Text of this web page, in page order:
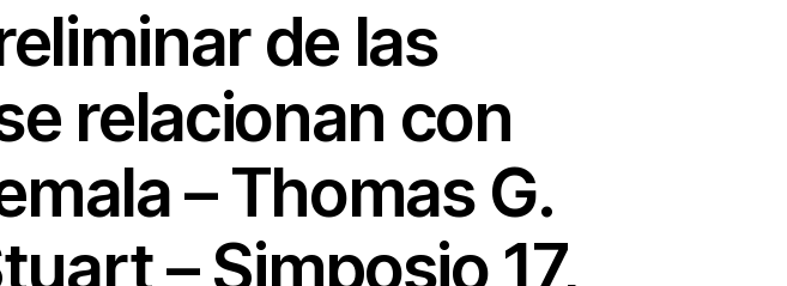
de las
relacionan con
– Thomas G.
– Simposio 17,